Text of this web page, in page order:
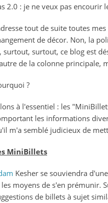
2.0 : je ne veux pas encourir
tout de suite toutes
de décor. Non, la
surtout, surtout, ce blog est
de la colonne principale,
?
à l'essentiel : les
les informations
m'a semblé judicieux de
MiniBillets
Kesher se souviendra
les moyens de s'en prémunir.
de billets à sujet